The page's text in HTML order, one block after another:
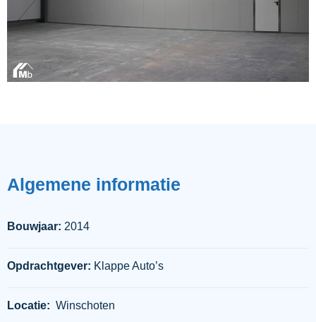
Algemene informatie
Bouwjaar: 2014
Opdrachtgever: Klappe Auto’s
Locatie: Winschoten